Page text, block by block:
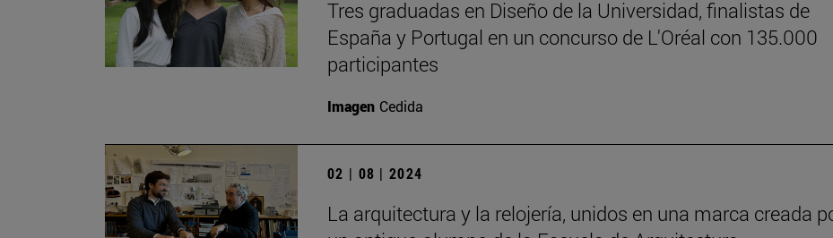
Tres graduadas en Diseño de la Universidad, finalistas de
España y Portugal en un concurso de L'Oréal con 135.000
participantes
Imagen Cedida
02 | 08 | 2024
La arquitectura y la relojería, unidos en una marca creada